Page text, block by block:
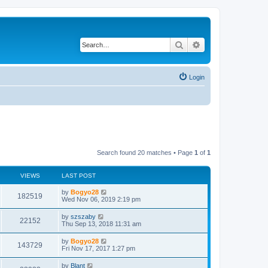
Search
Login
Search found 20 matches • Page 1 of 1
VIEWS LAST POST
182519 by Bogyo28
Wed Nov 06, 2019 2:19 pm
22152 by szszaby
Thu Sep 13, 2018 11:31 am
143729 by Bogyo28
Fri Nov 17, 2017 1:27 pm
by Blant